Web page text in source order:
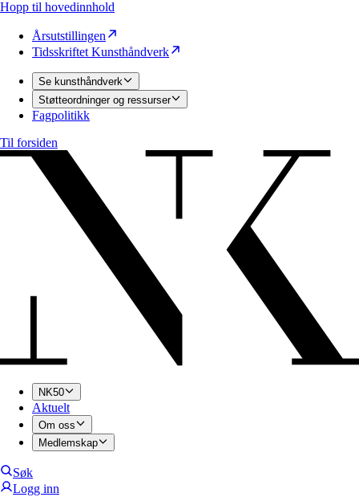
Hopp til hovedinnhold
Årsutstillingen
Tidsskriftet Kunsthåndverk
Se kunsthåndverk
Støtteordninger og ressurser
Fagpolitikk
Til forsiden
NK50
Aktuelt
Om oss
Medlemskap
Søk
Logg inn